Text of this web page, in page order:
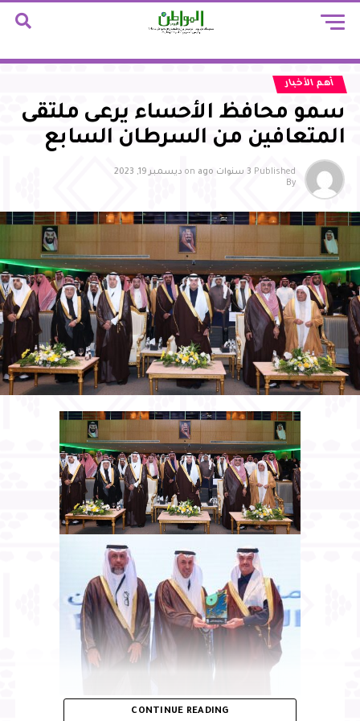
أهم الأخبار
سمو محافظ الأحساء يرعى ملتقى
المتعافين من السرطان السابع
Published 3 سنوات ago on ديسمبر 19, 2023
By
CONTINUE READING